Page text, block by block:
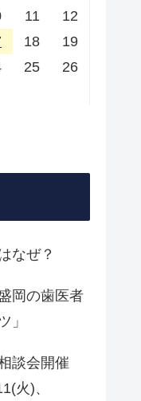
11
12
18
19
25
26
なぜ？
岡の歯医者
」
談会開催
火)、